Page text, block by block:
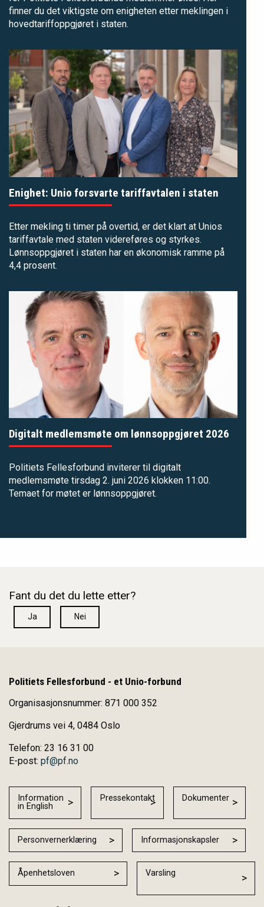
finner du det viktigste om enigheten etter meklingen i
hovedtariffoppgjøret i staten.
Enighet: Unio forsvarte tariffavtalen i staten
Etter mekling ti timer på overtid, er det klart at Unios
tariffavtale med staten videreføres og styrkes.
Lønnsoppgjøret i staten har en økonomisk ramme på
4,4 prosent.
Digitalt medlemsmøte om lønnsoppgjøret 2026
Politiets Fellesforbund inviterer til digitalt
medlemsmøte tirsdag 2. juni 2026 klokken 11:00.
Temaet for møtet er lønnsoppgjøret.
Fant du det du lette etter?
Ja Nei
Politiets Fellesforbund - et Unio-forbund
Organisasjonsnummer: 871 000 352
Gjerdrums vei 4, 0484 Oslo
Telefon: 23 16 31 00
E-post: pf@pf.no
Information
in English
Pressekontakt Dokumenter
Personvernerklæring Informasjonskapsler
Åpenhetsloven Varsling